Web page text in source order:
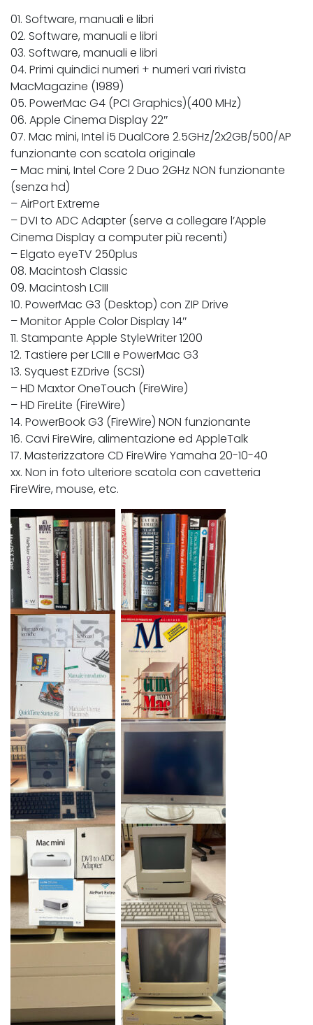
01. Software, manuali e libri
02. Software, manuali e libri
03. Software, manuali e libri
04. Primi quindici numeri + numeri vari rivista
MacMagazine (1989)
05. PowerMac G4 (PCI Graphics)(400 MHz)
06. Apple Cinema Display 22″
07. Mac mini, Intel i5 DualCore 2.5GHz/2x2GB/500/AP
funzionante con scatola originale
– Mac mini, Intel Core 2 Duo 2GHz NON funzionante
(senza hd)
– AirPort Extreme
– DVI to ADC Adapter (serve a collegare l’Apple
Cinema Display a computer più recenti)
– Elgato eyeTV 250plus
08. Macintosh Classic
09. Macintosh LCIII
10. PowerMac G3 (Desktop) con ZIP Drive
– Monitor Apple Color Display 14″
11. Stampante Apple StyleWriter 1200
12. Tastiere per LCIII e PowerMac G3
13. Syquest EZDrive (SCSI)
– HD Maxtor OneTouch (FireWire)
– HD FireLite (FireWire)
14. PowerBook G3 (FireWire) NON funzionante
16. Cavi FireWire, alimentazione ed AppleTalk
17. Masterizzatore CD FireWire Yamaha 20-10-40
xx. Non in foto ulteriore scatola con cavetteria
FireWire, mouse, etc.